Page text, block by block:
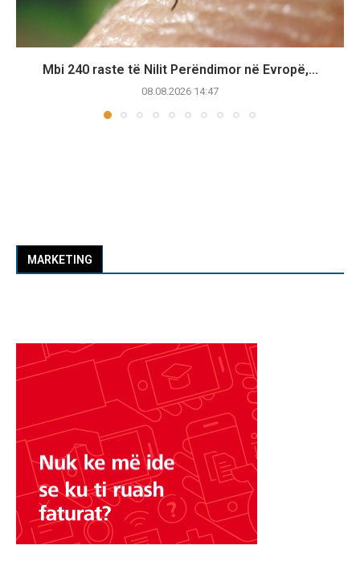
Mbi 240 raste të Nilit Perëndimor në Evropë,...
08.08.2026 14:47
MARKETING